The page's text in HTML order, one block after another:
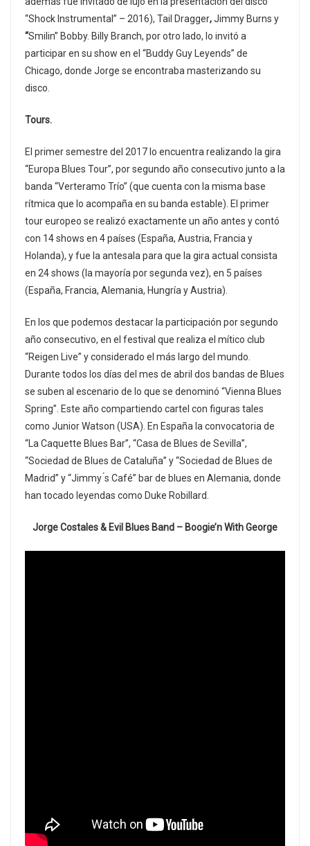
“Shock Instrumental” – 2016), Tail Dragger,Jimmy Burns y
“Smilin” Bobby. Billy Branch, por otro lado, lo invitó a
participar en su show en el “Buddy Guy Leyends” de
Chicago, donde Jorge se encontraba masterizando su
disco.
Tours.
El primer semestre del 2017 lo encuentra realizando la gira
“Europa Blues Tour”, por segundo año consecutivo junto a la
banda “Verteramo Trío” (que cuenta con la misma base
rítmica que lo acompaña en su banda estable). El primer
tour europeo se realizó exactamente un año antes y contó
con 14 shows en 4 países (España, Austria, Francia y
Holanda), y fue la antesala para que la gira actual consista
en 24 shows (la mayoría por segunda vez), en 5 países
(España, Francia, Alemania, Hungría y Austria).
En los que podemos destacar la participación por segundo
año consecutivo, en el festival que realiza el mítico club
“Reigen Live” y considerado el más largo del mundo.
Durante todos los días del mes de abril dos bandas de Blues
se suben al escenario de lo que se denominó “Vienna Blues
Spring”. Este año compartiendo cartel con figuras tales
como Junior Watson (USA). En España la convocatoria de
“La Caquette Blues Bar”, “Casa de Blues de Sevilla”,
“Sociedad de Blues de Cataluña” y “Sociedad de Blues de
Madrid” y “Jimmy ́s Café” bar de blues en Alemania, donde
han tocado leyendas como Duke Robillard.
Jorge Costales & Evil Blues Band – Boogie’n With George